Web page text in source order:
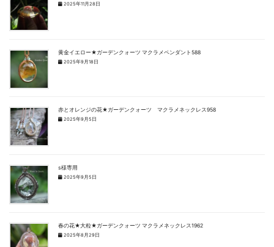
2025年11月28日
黄金イエロー★ガーデンクォーツ マクラメペンダント588
2025年9月18日
赤とオレンジの花★ガーデンクォーツ マクラメネックレス958
2025年9月5日
s様専用
2025年9月5日
春の花★大粒★ガーデンクォーツ マクラメネックレス1962
2025年8月29日